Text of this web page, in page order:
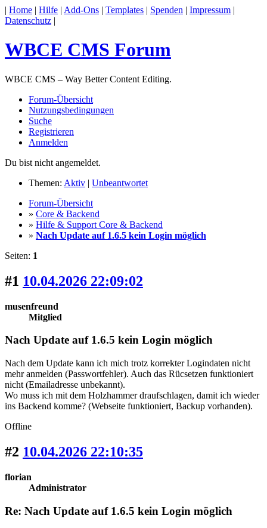
| Home | Hilfe | Add-Ons | Templates | Spenden | Impressum |
Datenschutz |
WBCE CMS Forum
WBCE CMS – Way Better Content Editing.
Forum-Übersicht
Nutzungsbedingungen
Suche
Registrieren
Anmelden
Du bist nicht angemeldet.
Themen: Aktiv | Unbeantwortet
Forum-Übersicht
» Core & Backend
» Hilfe & Support Core & Backend
» Nach Update auf 1.6.5 kein Login möglich
Seiten: 1
#1 10.04.2026 22:09:02
musenfreund
Mitglied
Nach Update auf 1.6.5 kein Login möglich
Nach dem Update kann ich mich trotz korrekter Logindaten nicht
mehr anmelden (Passwortfehler). Auch das Rücsetzen funktioniert
nicht (Emailadresse unbekannt).
Wo muss ich mit dem Holzhammer draufschlagen, damit ich wieder
ins Backend komme? (Webseite funktioniert, Backup vorhanden).
Offline
#2 10.04.2026 22:10:35
florian
Administrator
Re: Nach Update auf 1.6.5 kein Login möglich